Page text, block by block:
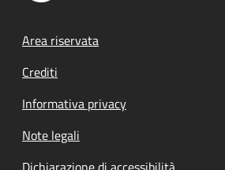
Footer menu
Area riservata
Crediti
Informativa privacy
Note legali